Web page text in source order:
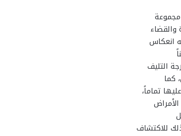
والقضاء
انعكاس
التليف
كما
تماماً،
للاكتشاف